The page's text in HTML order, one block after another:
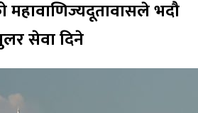
महावाणिज्यदूतावासले भदौ
सेवा दिने